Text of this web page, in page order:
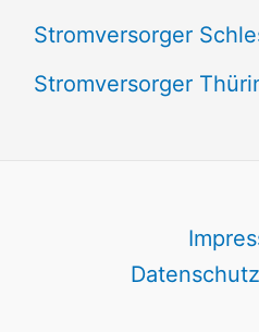
Stromversorger
Stromversorger